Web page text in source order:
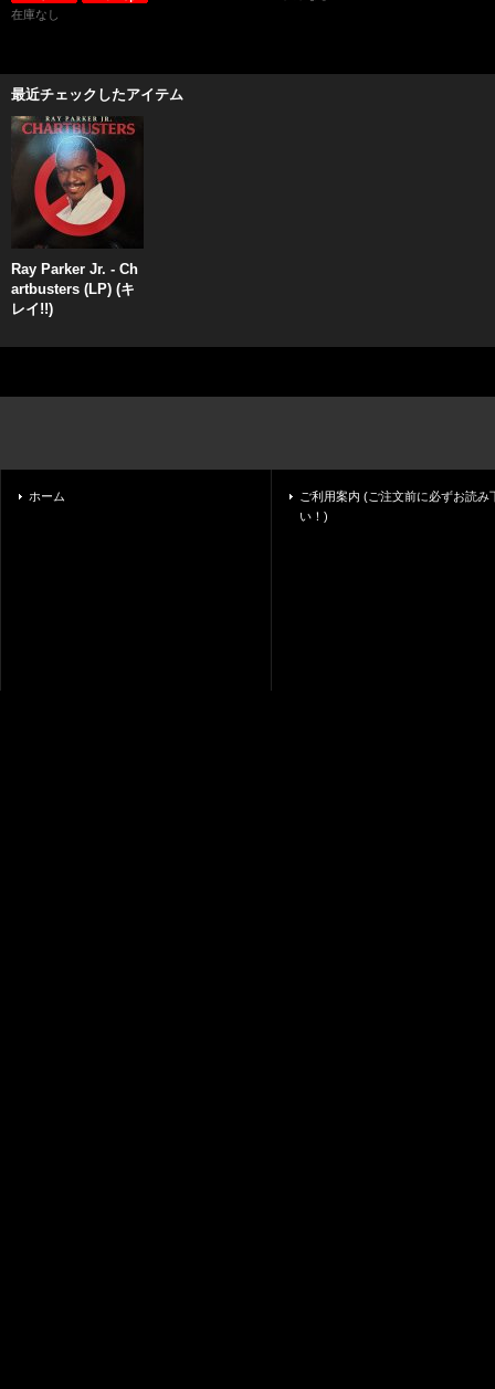
在庫なし
最近チェックしたアイテム
Ray Parker Jr. - Ch
artbusters (LP) (キ
レイ!!)
ホーム
ご利用案内 (ご注文前に必ずお読み
い！)